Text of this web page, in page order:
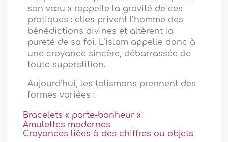
son vœu » rappelle la gravité de ces
pratiques : elles privent l’homme des
bénédictions divines et altèrent la
pureté de sa foi. L’islam appelle donc à
une croyance sincère, débarrassée de
toute superstition.
Aujourd’hui, les talismans prennent des
formes variées :
Bracelets « porte-bonheur »
Amulettes modernes
Croyances liées à des chiffres ou objets